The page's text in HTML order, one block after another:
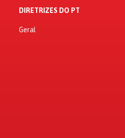
DIRETRIZES DO PT
Geral